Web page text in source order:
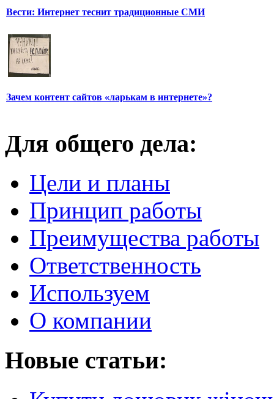
Вести: Интернет теснит традиционные СМИ
Зачем контент сайтов «ларькам в интернете»?
Для общего дела:
Цели и планы
Принцип работы
Преимущества работы
Ответственность
Используем
О компании
Новые статьи: